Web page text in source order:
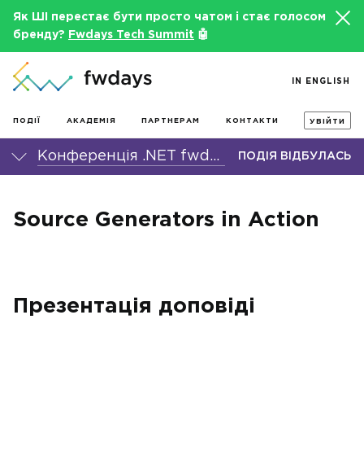
Як ШІ перестає бути просто чатом і стає голосом
бренду?
Fwdays Tech Summit 🤖
ПОДІЇ АКАДЕМІЯ ПАРТНЕРАМ КОНТАКТИ УВІЙТИ
IN ENGLISH
Конференція .NET fwdays'23 ПОДІЯ ВІДБУЛАСЬ
Source Generators in Action
Презентація доповіді